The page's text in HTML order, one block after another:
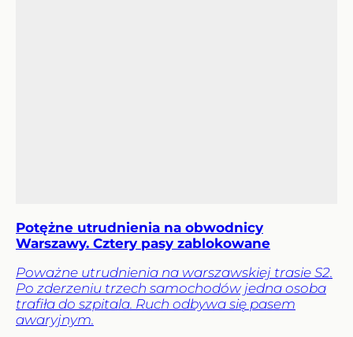
Potężne utrudnienia na obwodnicy
Warszawy. Cztery pasy zablokowane
Poważne utrudnienia na warszawskiej trasie S2.
Po zderzeniu trzech samochodów jedna osoba
trafiła do szpitala. Ruch odbywa się pasem
awaryjnym.